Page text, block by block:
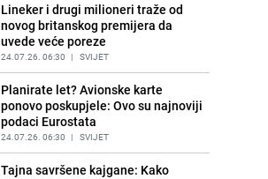
Pojavili su vam se mravi u kući? Bez
brige, ovo su najbolji načini da ih se
riješite
PRIJE 2 DANA | ŽIVOT I STIL
Kako izgleda travnjak stadiona
Koševo nakon tri koncerta Dine
Merlina
PRIJE 2 DANA | FOTO
Lineker i drugi milioneri traže od
novog britanskog premijera da
uvede veće poreze
24.07.26. 06:30 | SVIJET
Planirate let? Avionske karte
ponovo poskupjele: Ovo su najnoviji
podaci Eurostata
24.07.26. 06:30 | SVIJET
Tajna savršene kajgane: Kako